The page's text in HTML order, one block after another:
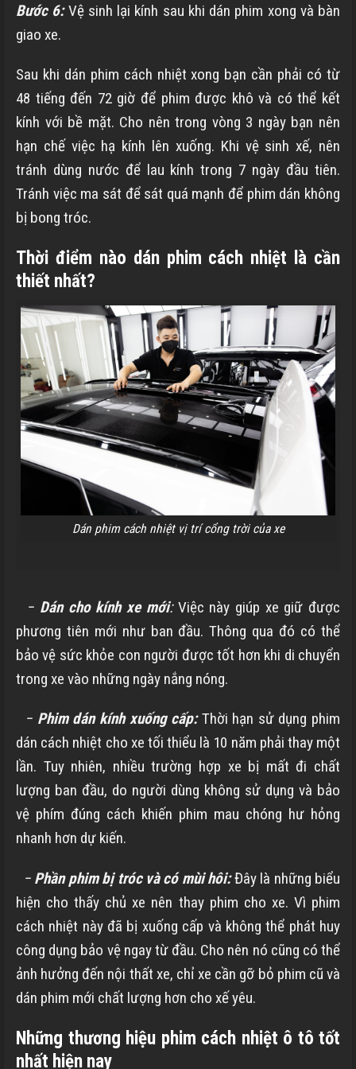
Bước 6:Vệ sinh lại kính sau khi dán phim xong và bàn
giao xe.
Sau khi dán phim cách nhiệt xong bạn cần phải có từ
48 tiếng đến 72 giờ để phim được khô và có thể kết
kính với bề mặt. Cho nên trong vòng 3 ngày bạn nên
hạn chế việc hạ kính lên xuống. Khi vệ sinh xế, nên
tránh dùng nước để lau kính trong 7 ngày đầu tiên.
Tránh việc ma sát để sát quá mạnh để phim dán không
bị bong tróc.
Thời điểm nào dán phim cách nhiệt là cần
thiết nhất?
Dán phim cách nhiệt vị trí cổng trời của xe
− Dán cho kính xe mới:Việc này giúp xe giữ được
phương tiên mới như ban đầu. Thông qua đó có thể
bảo vệ sức khỏe con người được tốt hơn khi di chuyển
trong xe vào những ngày nắng nóng.
− Phim dán kính xuống cấp:Thời hạn sử dụng phim
dán cách nhiệt cho xe tối thiểu là 10 năm phải thay một
lần. Tuy nhiên, nhiều trường hợp xe bị mất đi chất
lượng ban đầu, do người dùng không sử dụng và bảo
vệ phím đúng cách khiến phim mau chóng hư hỏng
nhanh hơn dự kiến.
− Phần phim bị tróc và có mùi hôi:Đây là những biểu
hiện cho thấy chủ xe nên thay phim cho xe. Vì phim
cách nhiệt này đã bị xuống cấp và không thể phát huy
công dụng bảo vệ ngay từ đầu. Cho nên nó cũng có thể
ảnh hưởng đến nội thất xe, chỉ xe cần gỡ bỏ phim cũ và
dán phim mới chất lượng hơn cho xế yêu.
Những thương hiệu phim cách nhiệt ô tô tốt
nhất hiện nay